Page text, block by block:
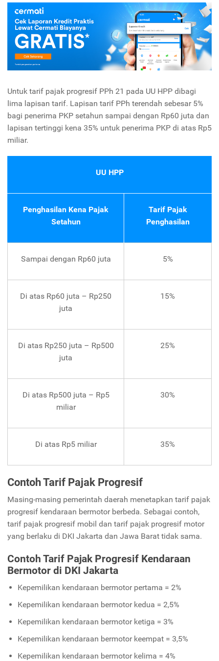
Untuk tarif pajak progresif PPh 21 pada UU HPP dibagi
lima lapisan tarif. Lapisan tarif PPh terendah sebesar 5%
bagi penerima PKP setahun sampai dengan Rp60 juta dan
lapisan tertinggi kena 35% untuk penerima PKP di atas Rp5
miliar.
UU HPP
Penghasilan Kena Pajak
Setahun
Tarif Pajak
Penghasilan
Sampai dengan Rp60 juta 5%
Di atas Rp60 juta – Rp250
juta
15%
Di atas Rp250 juta – Rp500
juta
25%
Di atas Rp500 juta – Rp5
miliar
30%
Di atas Rp5 miliar 35%
Contoh Tarif Pajak Progresif
Masing-masing pemerintah daerah menetapkan tarif pajak
progresif kendaraan bermotor berbeda. Sebagai contoh,
tarif pajak progresif mobil dan tarif pajak progresif motor
yang berlaku di DKI Jakarta dan Jawa Barat tidak sama.
Contoh Tarif Pajak Progresif Kendaraan
Bermotor di DKI Jakarta
Kepemilikan kendaraan bermotor pertama = 2%
Kepemilikan kendaraan bermotor kedua = 2,5%
Kepemilikan kendaraan bermotor ketiga = 3%
Kepemilikan kendaraan bermotor keempat = 3,5%
Kepemilikan kendaraan bermotor kelima = 4%